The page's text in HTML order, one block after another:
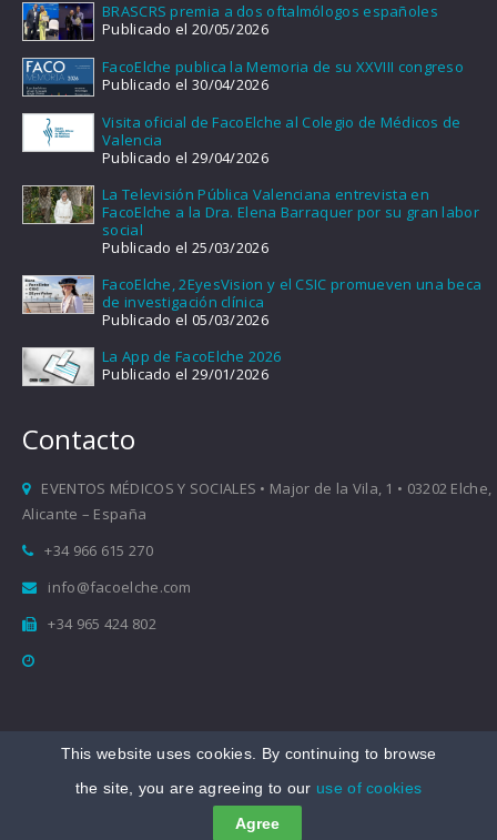
BRASCRS premia a dos oftalmólogos españoles
Publicado el 20/05/2026
FacoElche publica la Memoria de su XXVIII congreso
Publicado el 30/04/2026
Visita oficial de FacoElche al Colegio de Médicos de
Valencia
Publicado el 29/04/2026
La Televisión Pública Valenciana entrevista en
FacoElche a la Dra. Elena Barraquer por su gran labor
social
Publicado el 25/03/2026
FacoElche, 2EyesVision y el CSIC promueven una beca
de investigación clínica
Publicado el 05/03/2026
La App de FacoElche 2026
Publicado el 29/01/2026
Contacto
EVENTOS MÉDICOS Y SOCIALES • Major de la Vila, 1 • 03202 Elche,
Alicante – España
+34 966 615 270
info@facoelche.com
+34 965 424 802
Copyright © 2008-2026 FacoElche
Política de Privacidad|
This website uses cookies. By continuing to browse
the site, you are agreeing to our use of cookies
Agree